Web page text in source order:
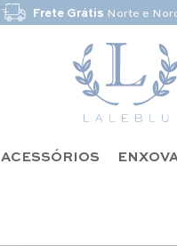
Frete Grátis Norte e
ACESSÓRIOS